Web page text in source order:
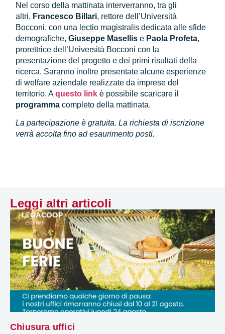
Nel corso della mattinata interverranno, tra gli
altri, Francesco Billari, rettore dell’Università
Bocconi, con una lectio magistralis dedicata alle sfide
demografiche,Giuseppe Masellis e Paola Profeta,
prorettrice dell’Università Bocconi con la
presentazione del progetto e dei primi risultati della
ricerca. Saranno inoltre presentate alcune esperienze
di welfare aziendale realizzate da imprese del
territorio. Aquesto link è possibile scaricare il
programmacompleto della mattinata.
La partecipazione è gratuita.La richiesta di iscrizione
verrà accolta fino ad esaurimento posti.
Leggi altri articoli
Chiusura uffici